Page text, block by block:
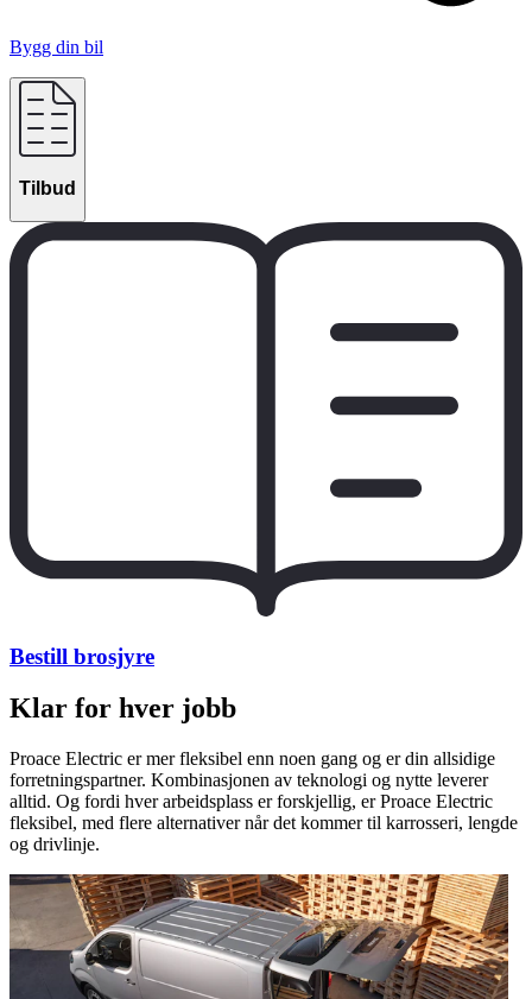
Bygg din bil
Tilbud
Bestill brosjyre
Klar for hver jobb
Proace Electric er mer fleksibel enn noen gang og er din allsidige
forretningspartner. Kombinasjonen av teknologi og nytte leverer
alltid. Og fordi hver arbeidsplass er forskjellig, er Proace Electric
fleksibel, med flere alternativer når det kommer til karrosseri, lengde
og drivlinje.